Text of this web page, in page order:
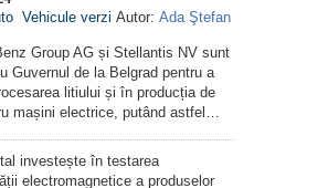
Vehicule verzi Autor: Ada Ştefan
Group AG și Stellantis NV sunt
Guvernul de la Belgrad pentru a
litiului și în producția de
mașini electrice, putând astfel…